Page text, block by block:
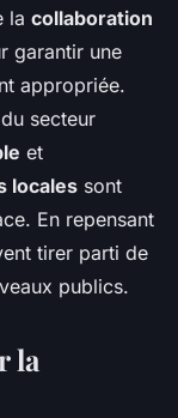
la collaboration
garantir une
appropriée.
secteur
et
locales sont
En repensant
tirer parti de
publics.
la